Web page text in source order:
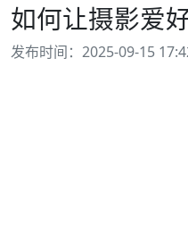
如何让摄影爱
发布时间：2025-09-15